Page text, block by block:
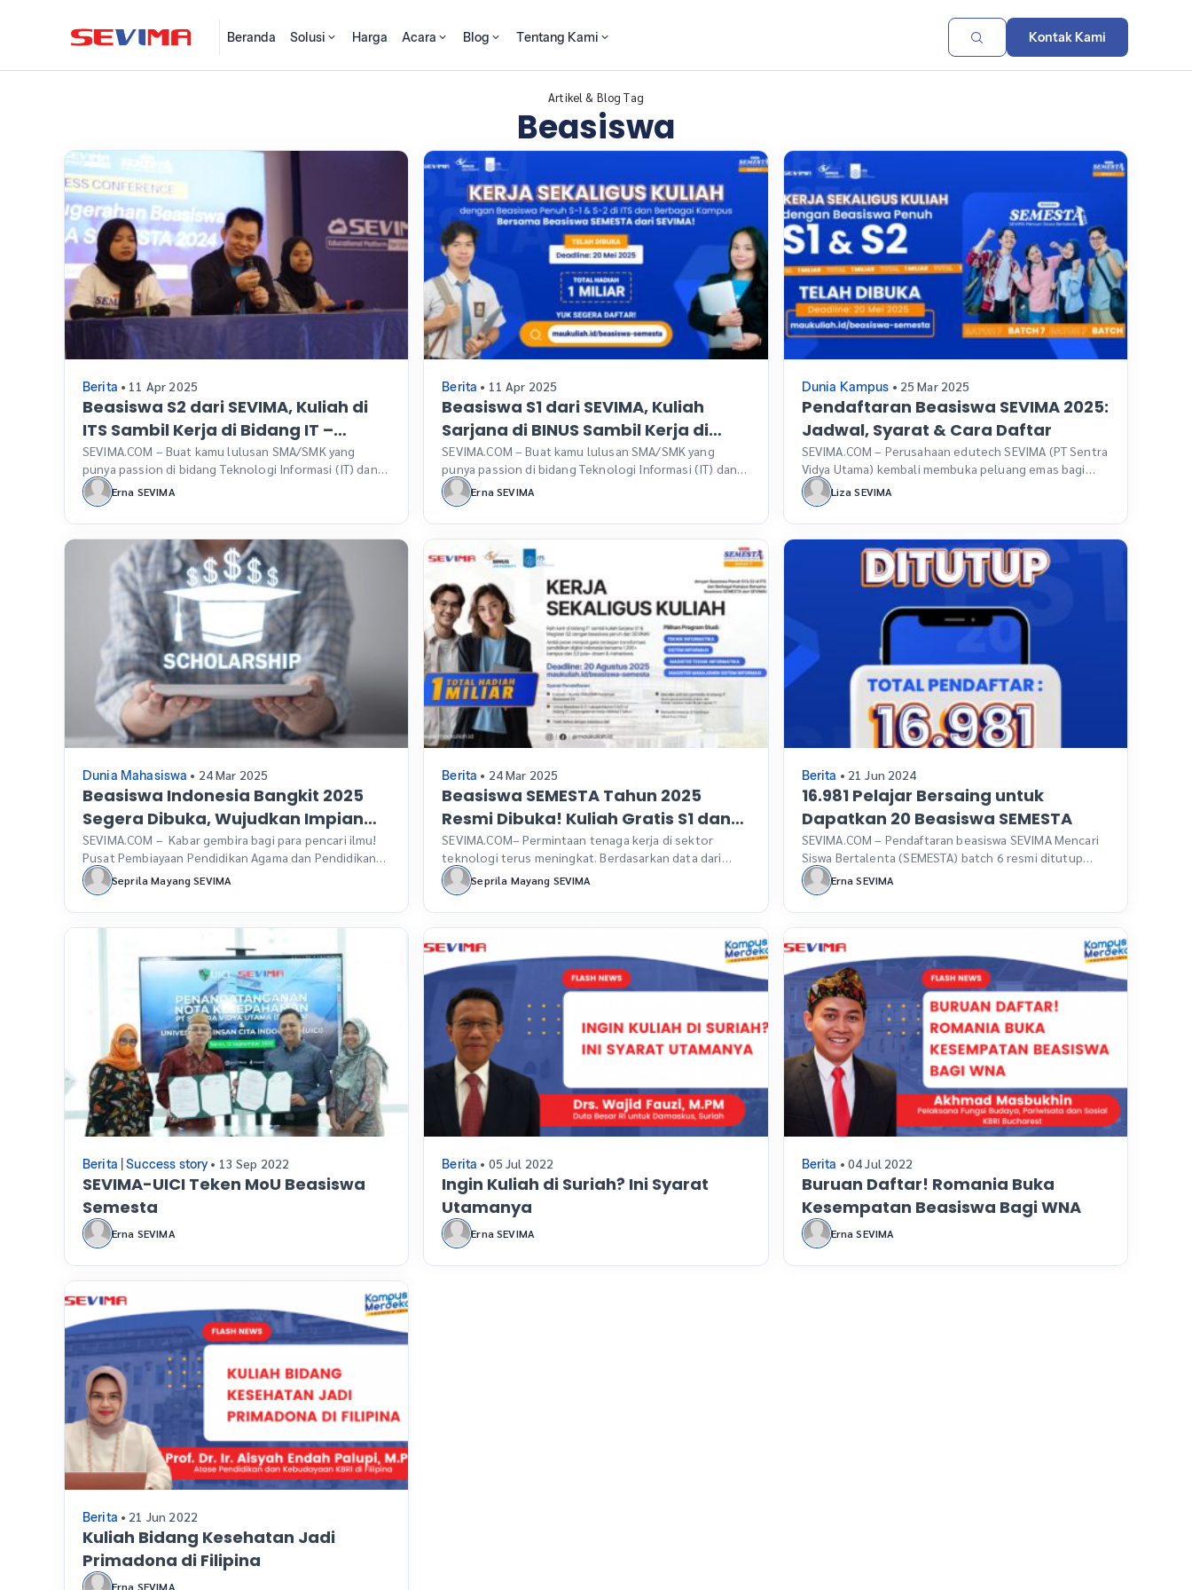
Beranda Solusi Harga Acara Blog Tentang Kami Kontak Kami
Artikel & Blog Tag
Beasiswa
Berita • 11 Apr 2025
Beasiswa S2 dari SEVIMA, Kuliah di
ITS Sambil Kerja di Bidang IT –
dengan Beasiswa SEMESTA!
SEVIMA.COM – Buat kamu lulusan SMA/SMK yang
punya passion di bidang Teknologi Informasi (IT) dan
ingin lanjut kuliah tanpa membebani orang tua, ini
kesempatan emas yang tidak boleh dilewatkan.
SEVIMA, perusahaan teknologi edukasi (EdTech)
terkemuka di Indonesia, kembali membuka Beasiswa
SEVIMA Mencari Siswa Bertalenta (SEMESTA) untuk
tahun ini. Program ini khusus bagi kamu yang mahir […]
Erna SEVIMA
Berita • 11 Apr 2025
Beasiswa S1 dari SEVIMA, Kuliah
Sarjana di BINUS Sambil Kerja di
Bidang IT – dengan Beasiswa
SEMESTA!
SEVIMA.COM – Buat kamu lulusan SMA/SMK yang
punya passion di bidang Teknologi Informasi (IT) dan
ingin lanjut kuliah tanpa membebani orang tua, ini
kesempatan emas yang tidak boleh dilewatkan.
SEVIMA, perusahaan teknologi edukasi (EdTech)
terkemuka di Indonesia, kembali membuka Beasiswa
SEVIMA Mencari Siswa Bertalenta (SEMESTA) untuk
tahun ini. Program ini khusus bagi kamu yang mahir […]
Erna SEVIMA
Dunia Kampus • 25 Mar 2025
Pendaftaran Beasiswa SEVIMA 2025:
Jadwal, Syarat & Cara Daftar
SEVIMA.COM – Perusahaan edutech SEVIMA (PT Sentra
Vidya Utama) kembali membuka peluang emas bagi
generasi muda Indonesia melalui program Beasiswa
SEVIMA Mencari Siswa Bertalenta (SEMESTA) 2025.
Program ini bertujuan mendukung talenta terbaik
bangsa dalam meraih kesempatan belajar dan
berkarier di bidang teknologi. Pada tahun ini, Beasiswa
SEMESTA 2025 memberikan kuliah gratis untuk jenjang
S-1 dan […]
Liza SEVIMA
Dunia Mahasiswa • 24 Mar 2025
Beasiswa Indonesia Bangkit 2025
Segera Dibuka, Wujudkan Impian
Kuliah S1-S3 dalam dan Luar Negeri
SEVIMA.COM – Kabar gembira bagi para pencari ilmu!
Pusat Pembiayaan Pendidikan Agama dan Pendidikan
Keagamaan (Puspenma) Sekretariat Jenderal
Kementerian Agama (Kemenag) akan resmi membuka
pendaftaran program bergengsi Beasiswa Indonesia
Bangkit (BIB) 2025 pada 1 April 2025. Program
beasiswa fully funded ini menawarkan kesempatan
emas untuk melanjutkan studi di jenjang S1, S2,
hingga S3, baik di […]
Seprila Mayang SEVIMA
Berita • 24 Mar 2025
Beasiswa SEMESTA Tahun 2025
Resmi Dibuka! Kuliah Gratis S1 dan
S2 di Bidang IT
SEVIMA.COM– Permintaan tenaga kerja di sektor
teknologi terus meningkat. Berdasarkan data dari
Kementerian Perindustrian, pada tahun 2030,
Indonesia diperkirakan membutuhkan sekitar 17 juta
pekerja dengan keterampilan digital. Sementara itu,
jumlah talenta yang tersedia di Indonesia saat ini
hanya sekitar 600 ribu orang. Untuk mendukung
generasi muda Indonesia dalam meraih peluang di
dunia teknologi, SEVIMA (PT […]
Seprila Mayang SEVIMA
Berita • 21 Jun 2024
16.981 Pelajar Bersaing untuk
Dapatkan 20 Beasiswa SEMESTA
SEVIMA.COM – Pendaftaran beasiswa SEVIMA Mencari
Siswa Bertalenta (SEMESTA) batch 6 resmi ditutup
pada 18 Juni 2024. Program beasiswa bergengsi ini
kembali menarik perhatian ribuan pelajar Indonesia
dengan total jumlah pendaftar mencapai 16.981
orang. Dari jumlah tersebut, sebanyak 13.738
pendaftar mengajukan diri untuk beasiswa S1,
sementara 3.243 pendaftar lainnya bersaing untuk
beasiswa S2. Sayangnya hanya […]
Erna SEVIMA
Berita |Success story • 13 Sep 2022
SEVIMA-UICI Teken MoU Beasiswa
Semesta
Erna SEVIMA
Berita • 05 Jul 2022
Ingin Kuliah di Suriah? Ini Syarat
Utamanya
Erna SEVIMA
Berita • 04 Jul 2022
Buruan Daftar! Romania Buka
Kesempatan Beasiswa Bagi WNA
Erna SEVIMA
Berita • 21 Jun 2022
Kuliah Bidang Kesehatan Jadi
Primadona di Filipina
Erna SEVIMA